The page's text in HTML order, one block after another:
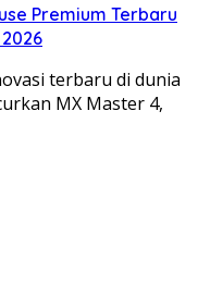
Premium Terbaru
terbaru di dunia
MX Master 4,